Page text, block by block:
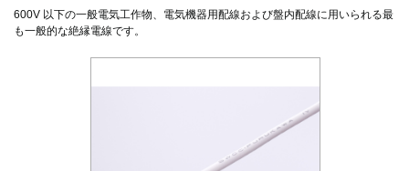
600V 以下の一般電気工作物、電気機器用配線および盤内配線に用いられる最
も一般的な絶縁電線です。